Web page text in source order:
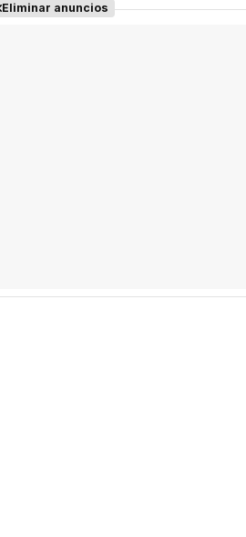
Eliminar anuncios